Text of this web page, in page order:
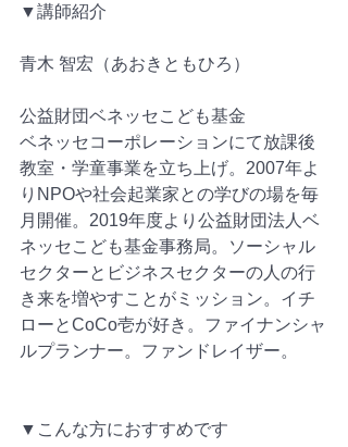
▼講師紹介
青木 智宏（あおきともひろ）
公益財団ベネッセこども基金
ベネッセコーポレーションにて放課後
教室・学童事業を立ち上げ。2007年よ
りNPOや社会起業家との学びの場を毎
月開催。2019年度より公益財団法人ベ
ネッセこども基金事務局。ソーシャル
セクターとビジネスセクターの人の行
き来を増やすことがミッション。イチ
ローとCoCo壱が好き。ファイナンシャ
ルプランナー。ファンドレイザー。
▼こんな方におすすめです